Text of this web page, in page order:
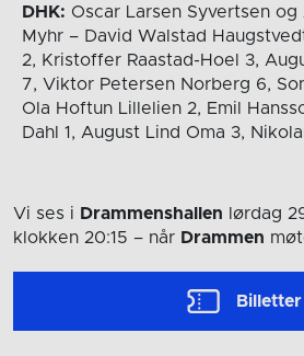
DHK: Oscar Larsen Syvertsen
Myhr – David Walstad
2, Kristoffer Raastad-Hoel 3,
7, Viktor Petersen Norberg 6,
Ola Hoftun Lillelien 2, Emil
Dahl 1, August Lind Oma 3,
Vi ses i Drammenshallen lørdag
klokken 20:15 – når Drammen
Billetter